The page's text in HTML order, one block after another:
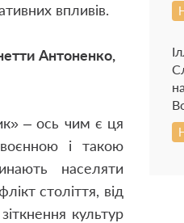
впливів.
Антоненко,
– ось чим є ця
і такою
населяти
століття, від
культур